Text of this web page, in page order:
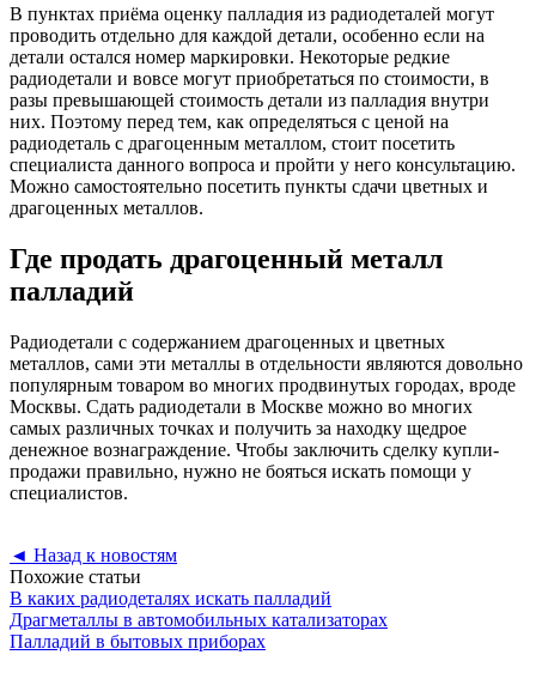
В пунктах приёма оценку палладия из радиодеталей могут
проводить отдельно для каждой детали, особенно если на
детали остался номер маркировки. Некоторые редкие
радиодетали и вовсе могут приобретаться по стоимости, в
разы превышающей стоимость детали из палладия внутри
них. Поэтому перед тем, как определяться с ценой на
радиодеталь с драгоценным металлом, стоит посетить
специалиста данного вопроса и пройти у него консультацию.
Можно самостоятельно посетить пункты сдачи цветных и
драгоценных металлов.
Где продать драгоценный металл
палладий
Радиодетали с содержанием драгоценных и цветных
металлов, сами эти металлы в отдельности являются довольно
популярным товаром во многих продвинутых городах, вроде
Москвы. Сдать радиодетали в Москве можно во многих
самых различных точках и получить за находку щедрое
денежное вознаграждение. Чтобы заключить сделку купли-
продажи правильно, нужно не бояться искать помощи у
специалистов.
◄ Назад к новостям
Похожие статьи
В каких радиодеталях искать палладий
Драгметаллы в автомобильных катализаторах
Палладий в бытовых приборах